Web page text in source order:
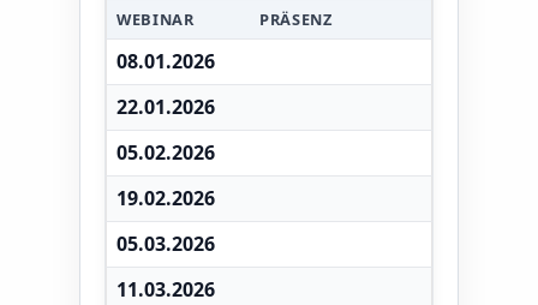
WEBINAR
PRÄSENZ
08.01.2026
22.01.2026
05.02.2026
19.02.2026
05.03.2026
11.03.2026